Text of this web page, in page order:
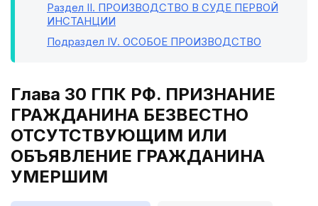
Раздел II. ПРОИЗВОДСТВО В СУДЕ ПЕРВОЙ
ИНСТАНЦИИ
Подраздел IV. ОСОБОЕ ПРОИЗВОДСТВО
Глава 30 ГПК РФ. ПРИЗНАНИЕ
ГРАЖДАНИНА БЕЗВЕСТНО
ОТСУТСТВУЮЩИМ ИЛИ
ОБЪЯВЛЕНИЕ ГРАЖДАНИНА
УМЕРШИМ